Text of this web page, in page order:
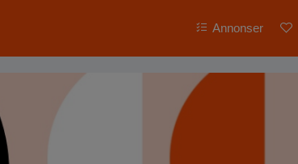
Annonser